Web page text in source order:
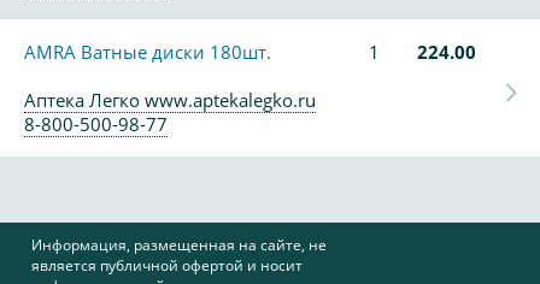
AMRA Ватные диски 180шт. 1
224.00
Аптека Легко www.aptekalegko.ru
8-800-500-98-77
Информация, размещенная на сайте, не
является публичной офертой и носит